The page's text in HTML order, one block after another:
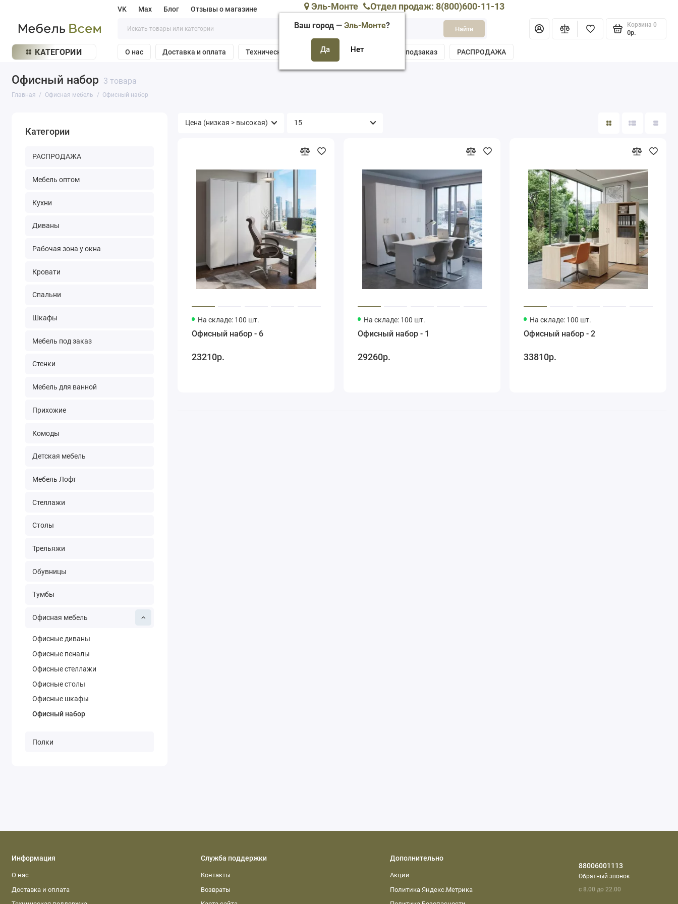
VK Max Блог Отзывы о магазине Эль-Монте
Ваш город —Эль-Монте?
Отдел продаж: 8(800)600-11-13
Найти
Корзина 0
0р.
КАТЕГОРИИ О нас Доставка и оплата Техническая поддержка Собрать мебель подзаказ РАСПРОДАЖА
Офисный набор 3 товара
Главная Офисная мебель Офисный набор
Категории
РАСПРОДАЖА
Мебель оптом
Кухни
Диваны
Рабочая зона у окна
Кровати
Спальни
Шкафы
Мебель под заказ
Стенки
Мебель для ванной
Прихожие
Комоды
Детская мебель
Мебель Лофт
Стеллажи
Столы
Трельяжи
Обувницы
Тумбы
Офисная мебель
Офисные диваны
Офисные пеналы
Офисные стеллажи
Офисные столы
Офисные шкафы
Офисный набор
Полки
На складе: 100 шт.
Офисный набор - 6
23210р.
На складе: 100 шт.
Офисный набор - 1
29260р.
На складе: 100 шт.
Офисный набор - 2
33810р.
Информация
О нас
Доставка и оплата
Служба поддержки
Контакты
Возвраты
Дополнительно
Акции
Политика Яндекс.Метрика
88006001113
Обратный звонок
с 8.00 до 22.00